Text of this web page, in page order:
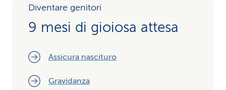
Diventare genitori
9 mesi di gioiosa attesa
Assicura nascituro
Gravidanza